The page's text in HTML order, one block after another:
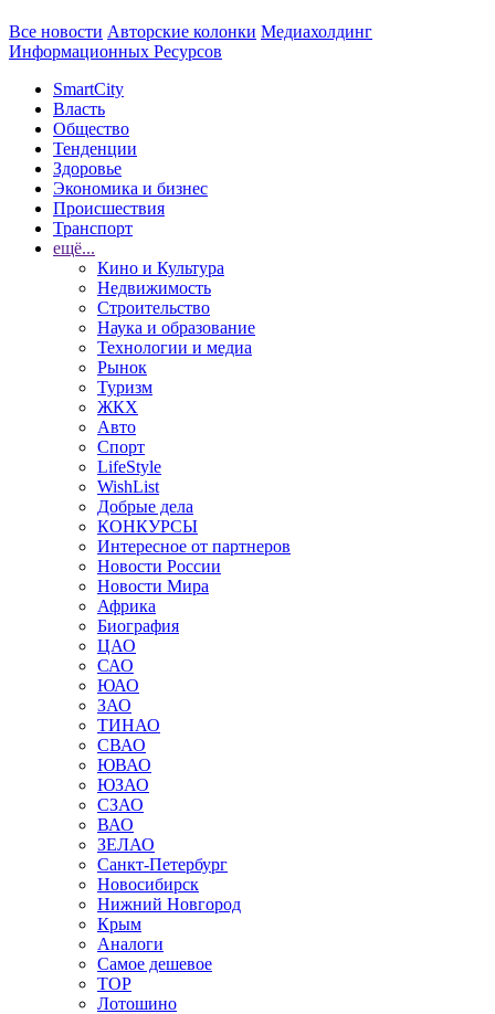
Все новости Авторские колонки Медиахолдинг
Информационных Ресурсов
SmartCity
Власть
Общество
Тенденции
Здоровье
Экономика и бизнес
Происшествия
Транспорт
ещё...
Кино и Культура
Недвижимость
Строительство
Наука и образование
Технологии и медиа
Рынок
Туризм
ЖКХ
Авто
Спорт
LifeStyle
WishList
Добрые дела
КОНКУРСЫ
Интересное от партнеров
Новости России
Новости Мира
Африка
Биография
ЦАО
САО
ЮАО
ЗАО
ТИНАО
СВАО
ЮВАО
ЮЗАО
СЗАО
ВАО
ЗЕЛАО
Санкт-Петербург
Новосибирск
Нижний Новгород
Крым
Аналоги
Самое дешевое
TOP
Лотошино